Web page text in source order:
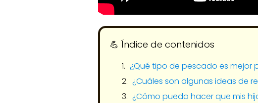
💪​ Índice de contenidos
¿Qué tipo de pescado es mejor
¿Cuáles son algunas ideas de
¿Cómo puedo hacer que mis